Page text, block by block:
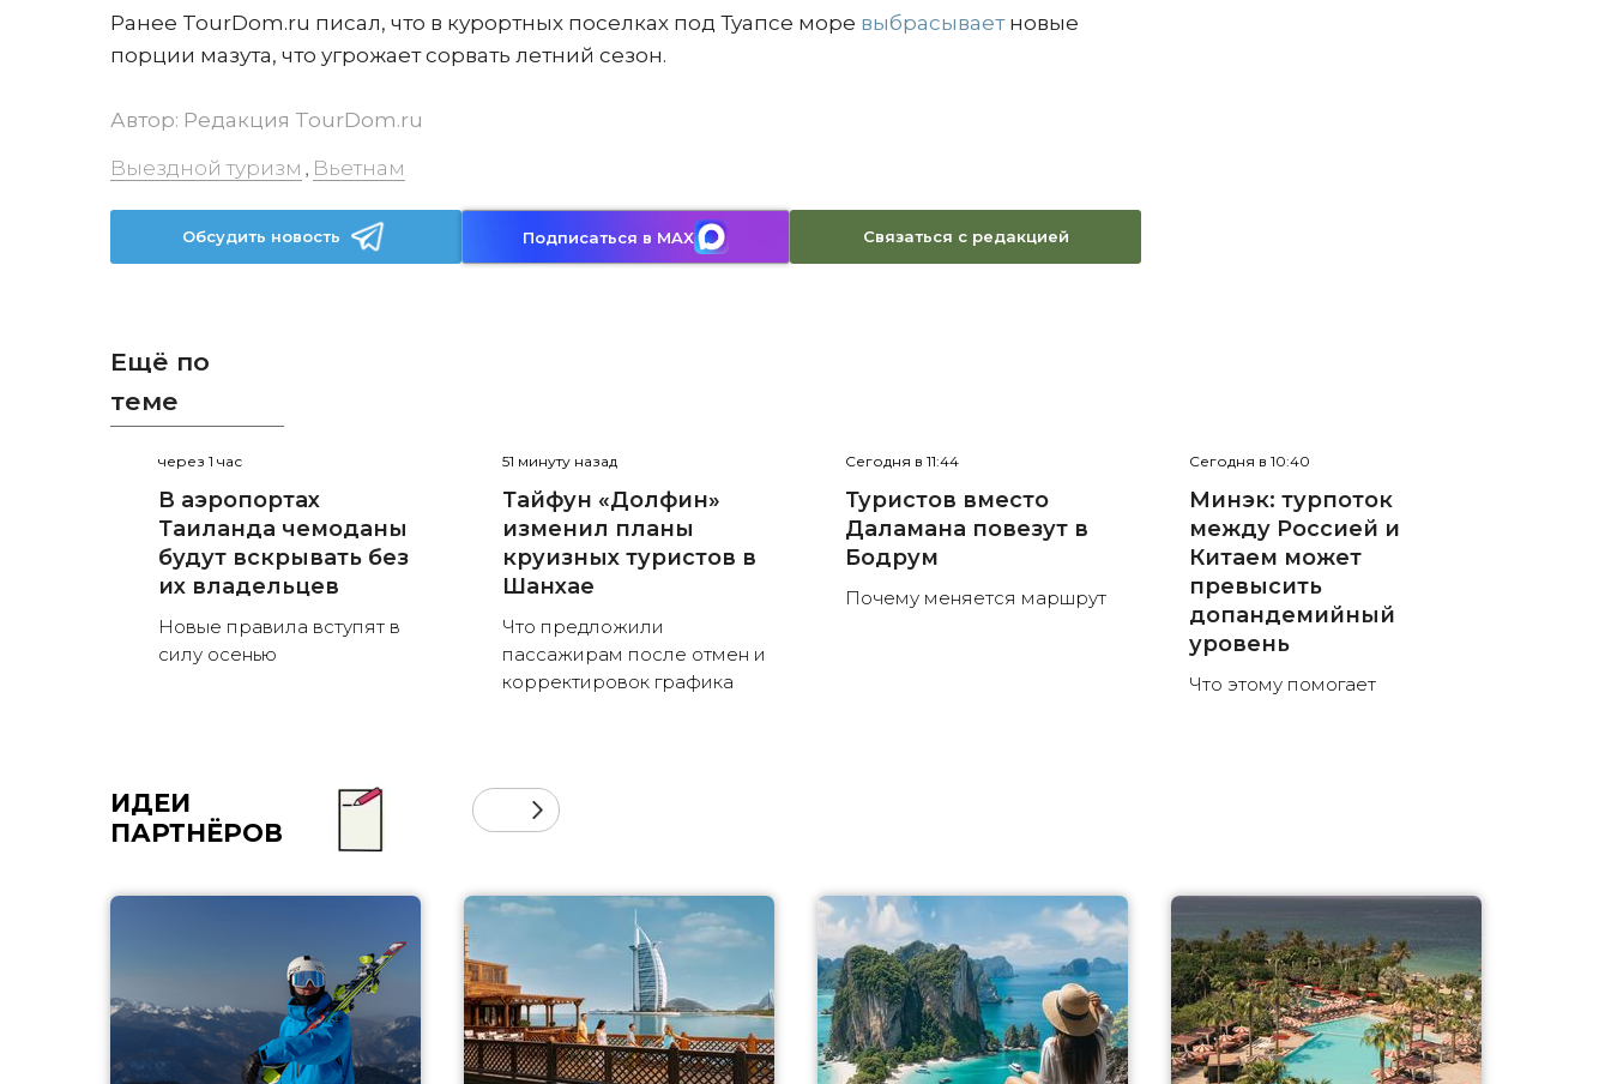
Ранее TourDom.ru писал, что в курортных поселках под Туапсе море выбрасываетновые
порции мазута, что угрожает сорвать летний сезон.
Автор: Редакция TourDom.ru
Выездной туризм , Вьетнам
Обсудить новость Подписаться в MAX Связаться с редакцией
Ещё по
теме
через 1 час
В аэропортах
Таиланда чемоданы
будут вскрывать без
их владельцев
Новые правила вступят в
силу осенью
51 минуту назад
Тайфун «Долфин»
изменил планы
круизных туристов в
Шанхае
Что предложили
пассажирам после отмен и
корректировок графика
Сегодня в 11:44
Туристов вместо
Даламана повезут в
Бодрум
Почему меняется маршрут
Сегодня в 10:40
Минэк: турпоток
между Россией и
Китаем может
превысить
допандемийный
уровень
Что этому помогает
ИДЕИ
ПАРТНЁРОВ